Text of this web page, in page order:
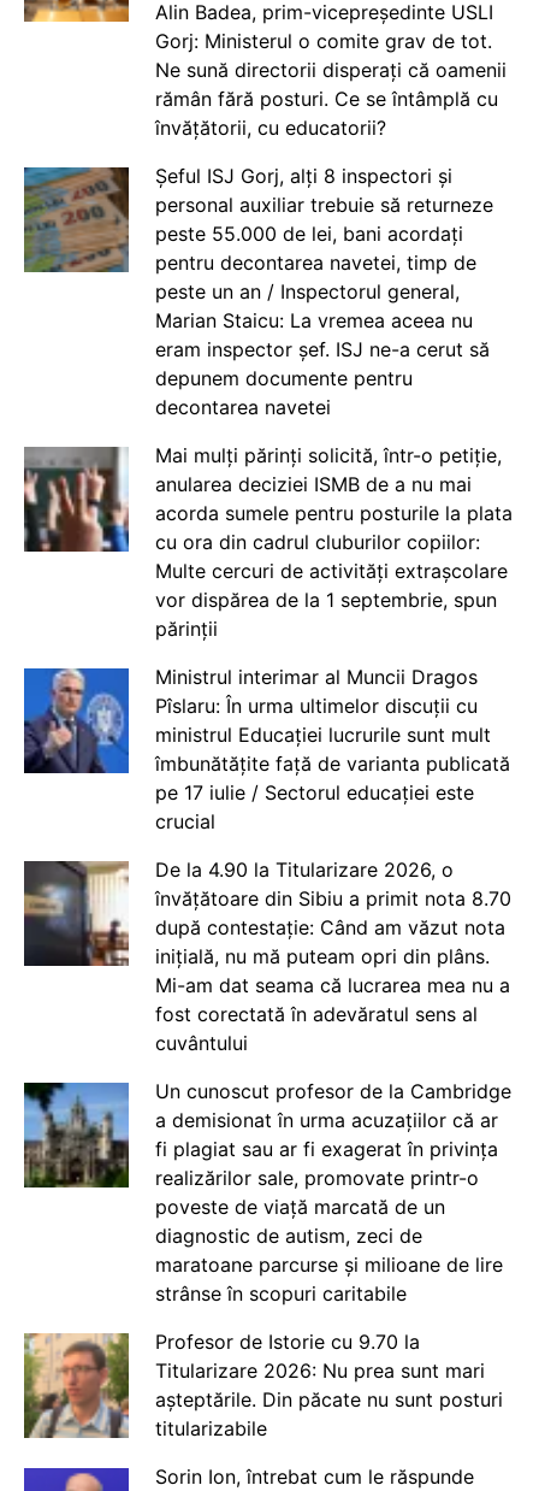
Alin Badea, prim-vicepreședinte USLI
Gorj: Ministerul o comite grav de tot.
Ne sună directorii disperați că oamenii
rămân fără posturi. Ce se întâmplă cu
învățătorii, cu educatorii?
Șeful ISJ Gorj, alți 8 inspectori și
personal auxiliar trebuie să returneze
peste 55.000 de lei, bani acordați
pentru decontarea navetei, timp de
peste un an / Inspectorul general,
Marian Staicu: La vremea aceea nu
eram inspector șef. ISJ ne-a cerut să
depunem documente pentru
decontarea navetei
Mai mulți părinți solicită, într-o petiție,
anularea deciziei ISMB de a nu mai
acorda sumele pentru posturile la plata
cu ora din cadrul cluburilor copiilor:
Multe cercuri de activități extrașcolare
vor dispărea de la 1 septembrie, spun
părinții
Ministrul interimar al Muncii Dragos
Pîslaru: În urma ultimelor discuții cu
ministrul Educației lucrurile sunt mult
îmbunătățite față de varianta publicată
pe 17 iulie / Sectorul educației este
crucial
De la 4.90 la Titularizare 2026, o
învățătoare din Sibiu a primit nota 8.70
după contestație: Când am văzut nota
inițială, nu mă puteam opri din plâns.
Mi-am dat seama că lucrarea mea nu a
fost corectată în adevăratul sens al
cuvântului
Un cunoscut profesor de la Cambridge
a demisionat în urma acuzațiilor că ar
fi plagiat sau ar fi exagerat în privința
realizărilor sale, promovate printr-o
poveste de viață marcată de un
diagnostic de autism, zeci de
maratoane parcurse și milioane de lire
strânse în scopuri caritabile
Profesor de Istorie cu 9.70 la
Titularizare 2026: Nu prea sunt mari
așteptările. Din păcate nu sunt posturi
titularizabile
Sorin Ion, întrebat cum le răspunde